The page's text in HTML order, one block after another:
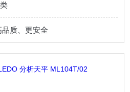
质、更安全